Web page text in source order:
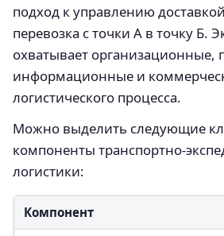
подход к управлению
перевозка с точки А в точку Б.
охватывает организационные,
информационные и
логистического процесса.
Можно выделить следующие
компоненты транспортно-
логистики:
Компонент